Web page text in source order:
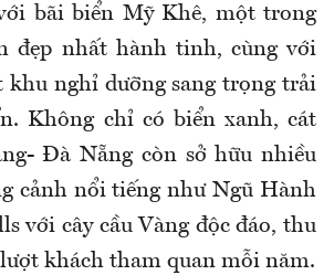
bãi biển Mỹ Khê, một trong
đẹp nhất hành tinh, cùng với
khu nghỉ dưỡng sang trọng trải
Không chỉ có biển xanh, cát
Đà Nẵng còn sở hữu nhiều
cảnh nổi tiếng như Ngũ Hành
với cây cầu Vàng độc đáo, thu
khách tham quan mỗi năm.